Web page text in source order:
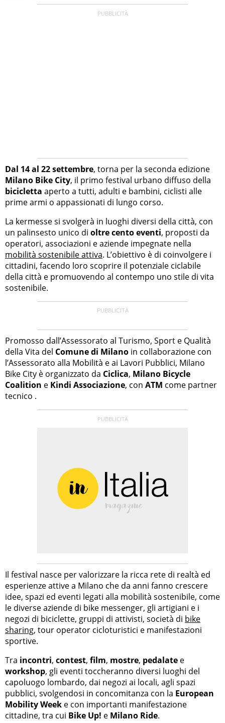
Dal 14 al 22 settembre, torna per la seconda edizione
Milano Bike City, il primo festival urbano diffuso della
bicicletta aperto a tutti, adulti e bambini, ciclisti alle
prime armi o appassionati di lungo corso.
La kermesse si svolgerà in luoghi diversi della città, con
un palinsesto unico di oltre cento eventi, proposti da
operatori, associazioni e aziende impegnate nella
mobilità sostenibile attiva. L’obiettivo è di coinvolgere i
cittadini, facendo loro scoprire il potenziale ciclabile
della città e promuovendo al contempo uno stile di vita
sostenibile.
Promosso dall’Assessorato al Turismo, Sport e Qualità
della Vita del Comune di Milano in collaborazione con
l’Assessorato alla Mobilità e ai Lavori Pubblici, Milano
Bike City è organizzato da Ciclica, Milano Bicycle
Coalition e Kindi Associazione, con ATM come partner
tecnico .
Il festival nasce per valorizzare la ricca rete di realtà ed
esperienze attive a Milano che da anni fanno crescere
idee, spazi ed eventi legati alla mobilità sostenibile, come
le diverse aziende di bike messenger, gli artigiani e i
negozi di biciclette, gruppi di attivisti, società di bike
sharing, tour operator cicloturistici e manifestazioni
sportive.
Tra incontri, contest, film, mostre, pedalate e
workshop, gli eventi toccheranno diversi luoghi del
capoluogo lombardo, dai negozi ai locali, agli spazi
pubblici, svolgendosi in concomitanza con la European
Mobility Week e con importanti manifestazione
cittadine, tra cui Bike Up! e Milano Ride.